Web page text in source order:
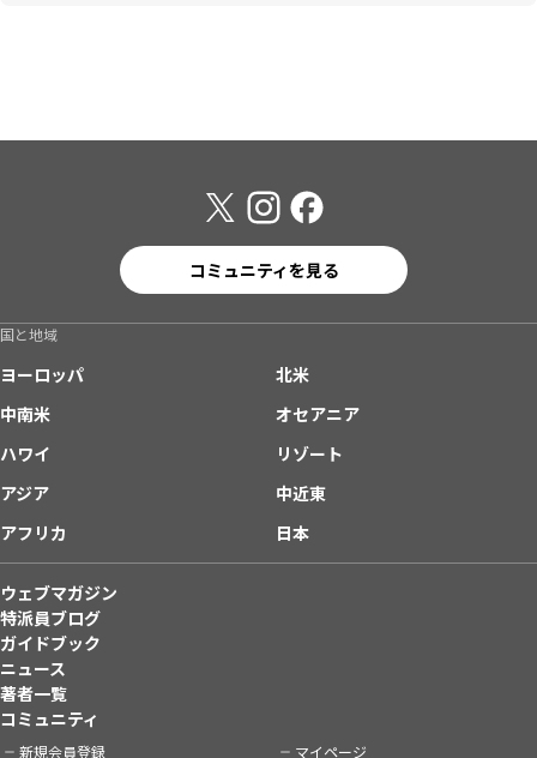
コミュニティを見る
国と地域
ヨーロッパ
北米
中南米
オセアニア
ハワイ
リゾート
アジア
中近東
アフリカ
日本
ウェブマガジン
特派員ブログ
ガイドブック
ニュース
著者一覧
コミュニティ
新規会員登録 マイページ